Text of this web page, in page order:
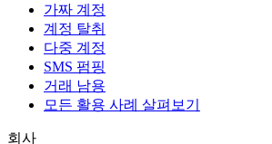
가짜 계정
계정 탈취
다중 계정
SMS 펌핑
거래 남용
모든 활용 사례 살펴보기
회사